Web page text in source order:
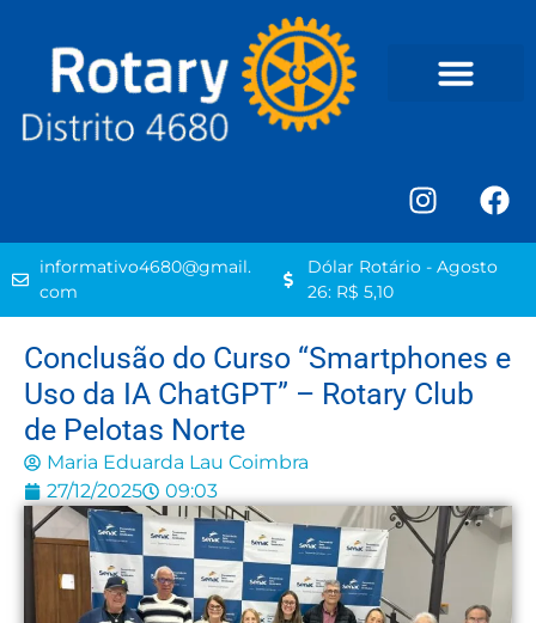
informativo4680@gmail.
com
Dólar Rotário - Agosto
26: R$ 5,10
Conclusão do Curso “Smartphones e
Uso da IA ChatGPT” – Rotary Club
de Pelotas Norte
Maria Eduarda Lau Coimbra
27/12/2025
09:03